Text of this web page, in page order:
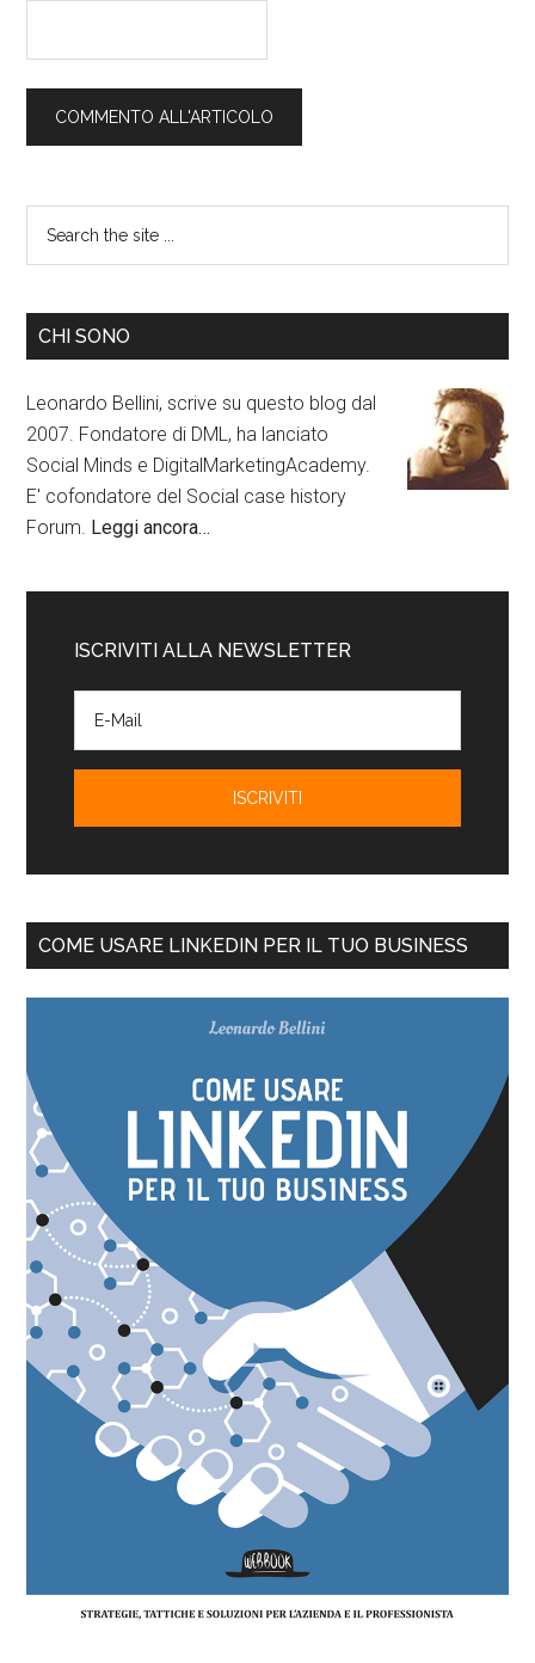
CHI SONO
Leonardo Bellini, scrive su questo blog dal
2007. Fondatore di DML, ha lanciato
Social Minds e DigitalMarketingAcademy.
E' cofondatore del Social case history
Forum. Leggi ancora…
ISCRIVITI ALLA NEWSLETTER
COME USARE LINKEDIN PER IL TUO BUSINESS